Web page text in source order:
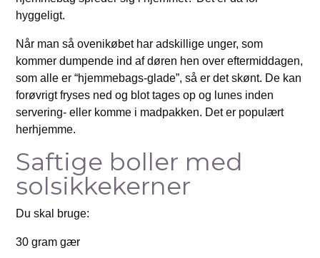
hyggeligt.
Når man så ovenikøbet har adskillige unger, som
kommer dumpende ind af døren hen over eftermiddagen,
som alle er “hjemmebags-glade”, så er det skønt. De kan
forøvrigt fryses ned og blot tages op og lunes inden
servering- eller komme i madpakken. Det er populært
herhjemme.
Saftige boller med
solsikkekerner
Du skal bruge:
30 gram gær